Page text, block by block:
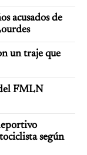
acusados de
un traje que
FMLN
según